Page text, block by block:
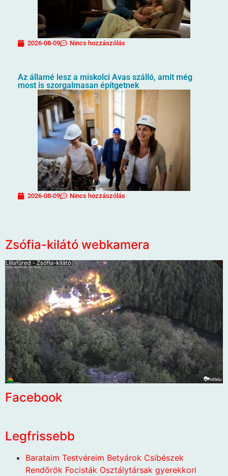
2026-08-09 Nincs hozzászólás
Az államé lesz a miskolci Avas szálló, amit még
most is szorgalmasan építgetnek
2026-08-09 Nincs hozzászólás
Zsófia-kilátó webkamera
Facebook
Legfrissebb
Barataim Testvéreim Betyárok Csibészek
Rendőrök Focisták Osztálytársak gyerekkori